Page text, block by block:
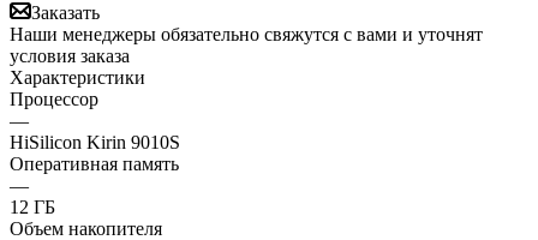
Заказать
Наши менеджеры обязательно свяжутся с вами и уточнят
условия заказа
Характеристики
Процессор
—
HiSilicon Kirin 9010S
Оперативная память
—
12 ГБ
Объем накопителя